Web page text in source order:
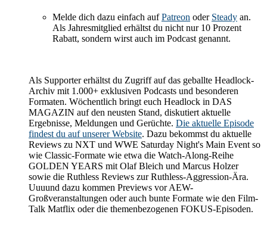
Melde dich dazu einfach aufPatreon oder Steady an.
Als Jahresmitglied erhältst du nicht nur 10 Prozent
Rabatt, sondern wirst auch im Podcast genannt.
Als Supporter erhältst du Zugriff auf das geballte Headlock-
Archiv mit 1.000+ exklusiven Podcasts und besonderen
Formaten. Wöchentlich bringt euch Headlock in DAS
MAGAZIN auf den neusten Stand, diskutiert aktuelle
Ergebnisse, Meldungen und Gerüchte. Die aktuelle Episode
findest du auf unserer Website. Dazu bekommst du aktuelle
Reviews zu NXT und WWE Saturday Night's Main Event so
wie Classic-Formate wie etwa die Watch-Along-Reihe
GOLDEN YEARS mit Olaf Bleich und Marcus Holzer
sowie die Ruthless Reviews zur Ruthless-Aggression-Ära.
Uuuund dazu kommen Previews vor AEW-
Großveranstaltungen oder auch bunte Formate wie den Film-
Talk Matflix oder die themenbezogenen FOKUS-Episoden.